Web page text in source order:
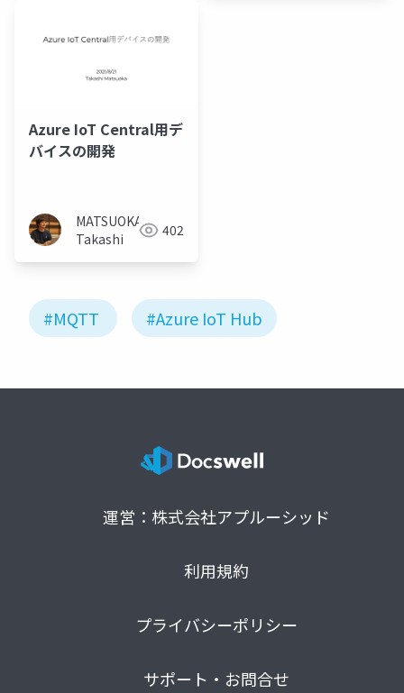
Azure IoT Central用デ
バイスの開発
MATSUOKA
Takashi
402
#MQTT #Azure IoT Hub
運営：株式会社アプルーシッド
利用規約
プライバシーポリシー
サポート・お問合せ